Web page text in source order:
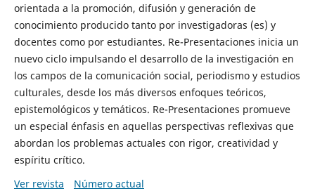
orientada a la promoción, difusión y generación de
conocimiento producido tanto por investigadoras (es) y
docentes como por estudiantes. Re-Presentaciones inicia un
nuevo ciclo impulsando el desarrollo de la investigación en
los campos de la comunicación social, periodismo y estudios
culturales, desde los más diversos enfoques teóricos,
epistemológicos y temáticos. Re-Presentaciones promueve
un especial énfasis en aquellas perspectivas reflexivas que
abordan los problemas actuales con rigor, creatividad y
espíritu crítico.
Ver revista
Número actual